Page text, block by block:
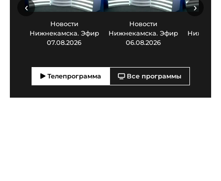
Новости
Нижнекамска. Эфир
07.08.2026
Новости
Нижнекамска. Эфир
06.08.2026
‹ ›
Телепрограмма Все программы